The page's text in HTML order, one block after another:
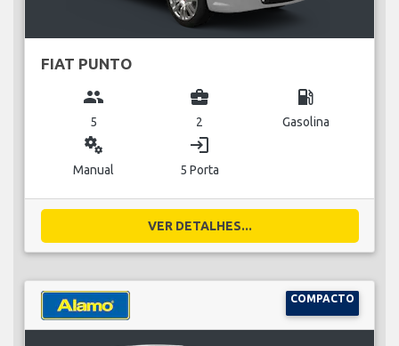
FIAT PUNTO
group
5
business_center
2
local_gas_station
Gasolina
miscellaneous_services
Manual
login
5 Porta
VER DETALHES...
COMPACTO